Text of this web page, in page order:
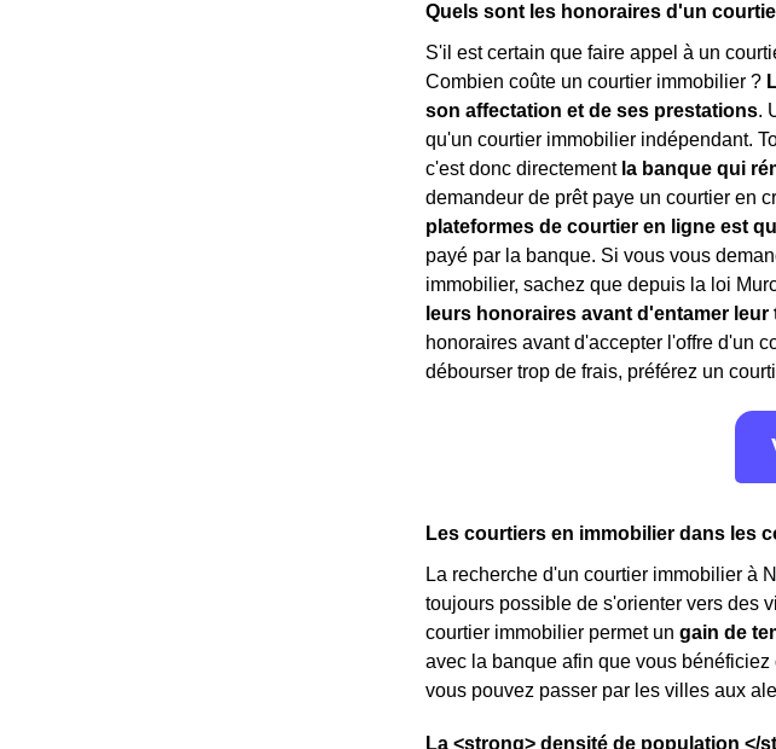
Quels sont les honoraires d'un
S'il est certain que faire appel à un
Combien coûte un courtier immobilier ?
son affectation et de ses prestations.
qu'un courtier immobilier indépendant.
c'est donc directement la banque qui
demandeur de prêt paye un courtier en
plateformes de courtier en ligne est
payé par la banque. Si vous vous
immobilier, sachez que depuis la loi
leurs honoraires avant d'entamer leur
honoraires avant d'accepter l'offre d'un
débourser trop de frais, préférez un
Les courtiers en immobilier dans les
La recherche d'un courtier immobilier à
toujours possible de s'orienter vers des
courtier immobilier permet un gain de
avec la banque afin que vous bénéficiez
vous pouvez passer par les villes aux
La <strong> densité de population </